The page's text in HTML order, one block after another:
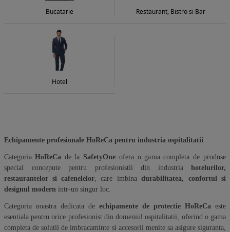
Bucatarie Restaurant, Bistro si Bar
Hotel
Echipamente profesionale HoReCa pentru industria ospitalitatii
Categoria HoReCa de la SafetyOne ofera o gama completa de produse
special concepute pentru profesionistii din industria hotelurilor,
restaurantelor si cafenelelor , care imbina durabilitatea, confortul si
designul modern intr-un singur loc.
Categoria noastra dedicata de echipamente de protectie HoReCa este
esentiala pentru orice profesionist din domeniul ospitalitatii, oferind o gama
completa de solutii de imbracaminte si accesorii menite sa asigure siguranta,